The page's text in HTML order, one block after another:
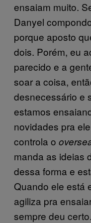
ensaiam muito.
Danyel
porque aposto
dois. Porém, eu
parecido e a
soar a coisa,
desnecessário e
estamos
novidades pra
controla o
manda as ideias
dessa forma e
Quando ele está
agiliza pra
sempre deu